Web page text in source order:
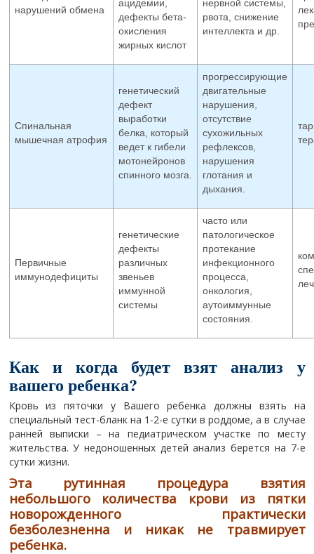
нарушений обмена
ацидемии,
дефекты бета-
окисления
жирных кислот
нервной системы,
рвота, снижение
интеллекта и др.
Спинальная
мышечная атрофия
генетический
дефект
выработки
белка, который
ведет к гибели
мотонейронов
спинного мозга.
прогрессирующие
двигательные
нарушения,
отсутствие
сухожильных
рефлексов,
нарушения
глотания и
дыхания.
Первичные
иммунодефициты
генетические
дефекты
различных
звеньев
иммунной
системы
часто или
патологическое
протекание
инфекционного
процесса,
онкология,
аутоиммунные
состояния.
Как и когда будет взят анализ у
вашего ребенка?
Кровь из пяточки у Вашего ребенка должны взять на
специальный тест-бланк на 1-2-е сутки в роддоме, а в случае
ранней выписки – на педиатрическом участке по месту
жительства. У недоношенных детей анализ берется на 7-е
сутки жизни.
Эта рутинная процедура взятия
небольшого количества крови из пятки
новорожденного практически
безболезненна и никак не травмирует
ребенка.